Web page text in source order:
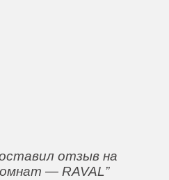
отзыв на
— RAVAL”